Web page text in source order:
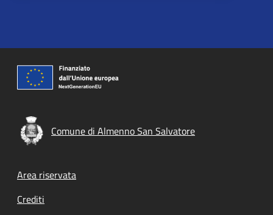
Comune di Almenno San Salvatore
Footer menu
Area riservata
Crediti